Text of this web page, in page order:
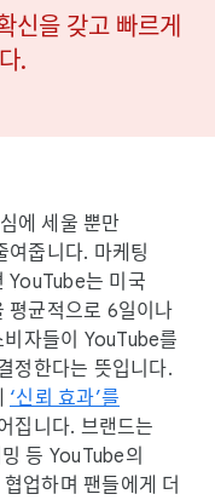
신을 갖고 빠르게
.
에 세울 뿐만
여줍니다. 마케팅
YouTube는 미국
평균적으로 6일이나
자들이 YouTube를
정한다는 뜻입니다.
‘신뢰 효과’를
집니다. 브랜드는
등 YouTube의
업하며 팬들에게 더